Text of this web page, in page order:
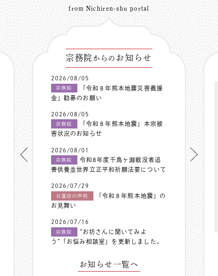
from Nichiren-shu portal
宗務院 からの お知らせ
2026/08/05
宗務院
「令和８年熊本地震災害義援
金」勧募のお願い
2026/08/05
宗務院
「令和８年熊本地震」本宗被
害状況のお知らせ
2026/08/01
宗務院
令和8年度千鳥ヶ淵戦没者追
善供養並世界立正平和祈願法要について
2026/07/29
日蓮宗の声明
「令和８年熊本地震」の
お見舞い
2026/07/16
宗務院
”お坊さんに聞いてみよ
う”「お悩み相談室」を更新しました。
お知らせ一覧へ